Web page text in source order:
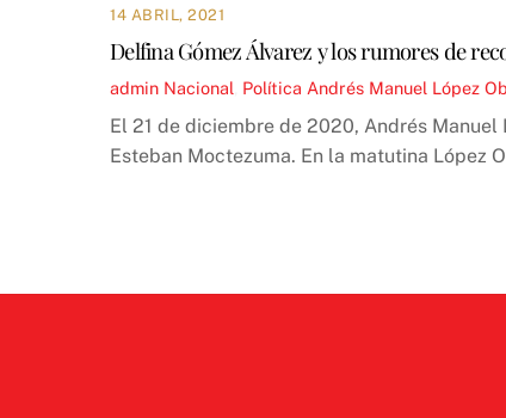
14 ABRIL, 2021
Delfina Gómez Álvarez y los rumores de
admin Nacional Política Andrés Manuel López
El 21 de diciembre de 2020, Andrés
Esteban Moctezuma. En la matutina López